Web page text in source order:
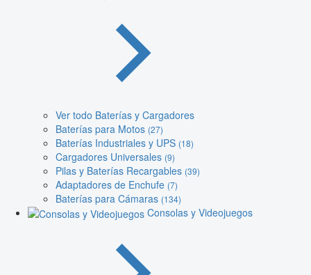
Ver todo Baterías y Cargadores
Baterías para Motos (27)
Baterías Industriales y UPS (18)
Cargadores Universales (9)
Pilas y Baterías Recargables (39)
Adaptadores de Enchufe (7)
Baterías para Cámaras (134)
Consolas y Videojuegos